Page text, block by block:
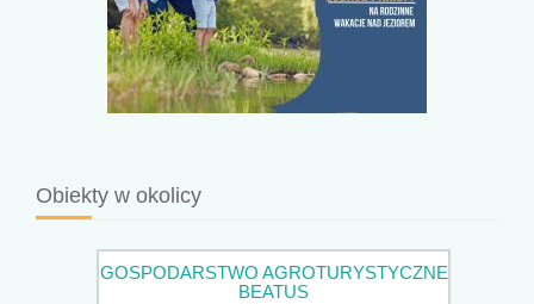
Obiekty w okolicy
GOSPODARSTWO AGROTURYSTYCZNE
BEATUS